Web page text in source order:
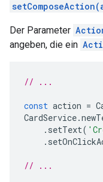
Der Parameter
angeben, die ein
// ...
const action =
CardService.
. setText(
.
// ...